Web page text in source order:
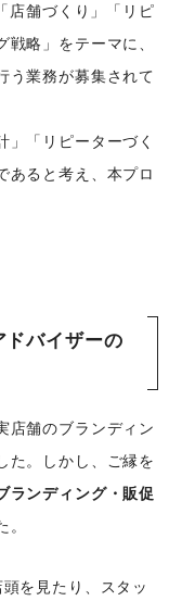
店舗づくり」「リピ
略」をテーマに、
う業務が募集されて
「リピーターづく
あると考え、本プロ
ドバイザーの
店舗のブランディン
た。しかし、ご縁を
ランディング・販促
を見たり、スタッ